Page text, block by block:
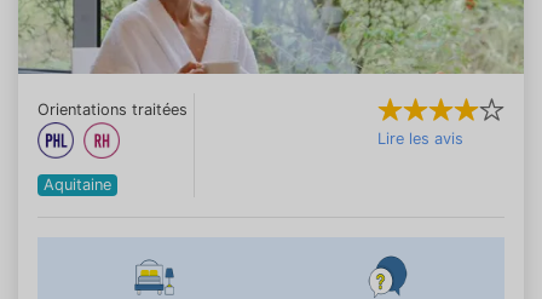
Orientations traitées
Aquitaine
Lire les avis